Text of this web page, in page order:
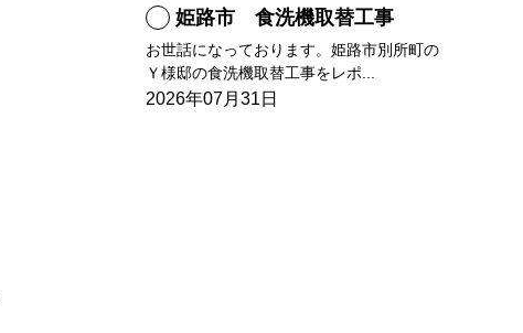
姫路市 食洗機取替工事
お世話になっております。姫路市別所町の
Ｙ様邸の食洗機取替工事をレポ...
2026年07月31日